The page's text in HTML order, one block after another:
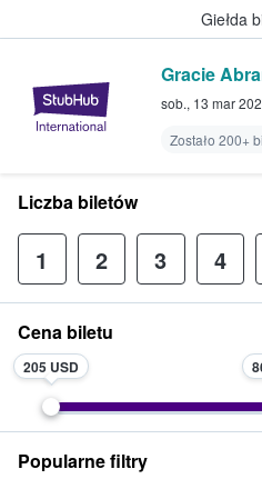
Giełda
StubHub
Gracie
sob., 13 mar
Zostało 200+
Liczba biletów
1 2 3 4
Cena biletu
205 USD
Popularne filtry